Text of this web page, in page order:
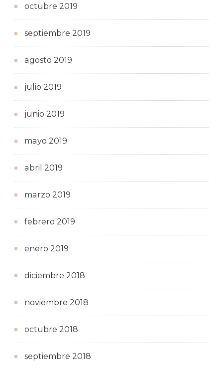
octubre 2019
septiembre 2019
agosto 2019
julio 2019
junio 2019
mayo 2019
abril 2019
marzo 2019
febrero 2019
enero 2019
diciembre 2018
noviembre 2018
octubre 2018
septiembre 2018